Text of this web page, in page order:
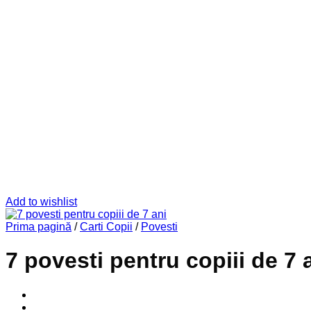
Add to wishlist
Prima pagină / Carti Copii / Povesti
7 povesti pentru copiii de 7